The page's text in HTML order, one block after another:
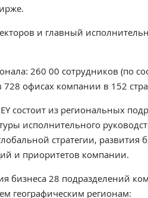
и главный
260 00 сотрудников (по
офисах компании в 152
состоит из региональных
исполнительного
стратегии, развития
и приоритетов компании.
бизнеса 28 подразделений
географическим регионам: